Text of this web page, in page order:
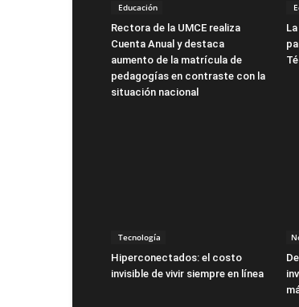
Educación
Rectora de la UMCE realiza
Cuenta Anual y destaca
aumento de la matrícula de
pedagogías en contraste con la
situación nacional
Tecnología
Hiperconectados: el costo
invisible de vivir siempre en línea